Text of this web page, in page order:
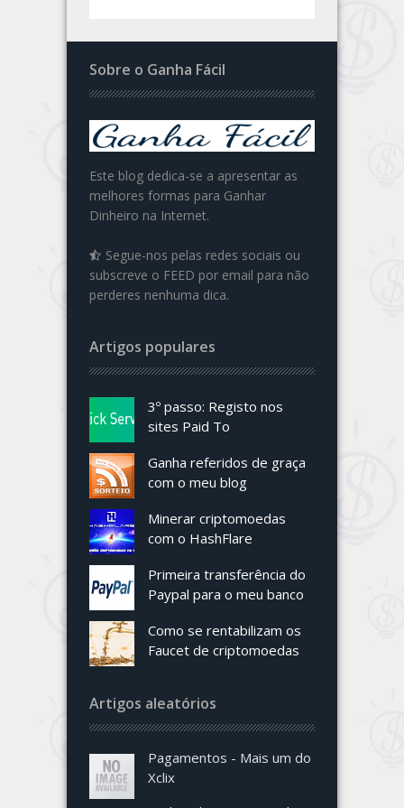
Sobre o Ganha Fácil
Este blog dedica-se a apresentar as
melhores formas para Ganhar
Dinheiro na Internet.
Segue-nos pelas redes sociais ou
subscreve o FEED por email para não
perderes nenhuma dica.
Artigos populares
3º passo: Registo nos
sites Paid To
Ganha referidos de graça
com o meu blog
Minerar criptomoedas
com o HashFlare
Primeira transferência do
Paypal para o meu banco
Como se rentabilizam os
Faucet de criptomoedas
Artigos aleatórios
Pagamentos - Mais um do
Xclix